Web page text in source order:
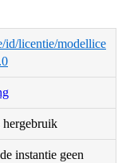
id/licentie/modellice
instantie geen